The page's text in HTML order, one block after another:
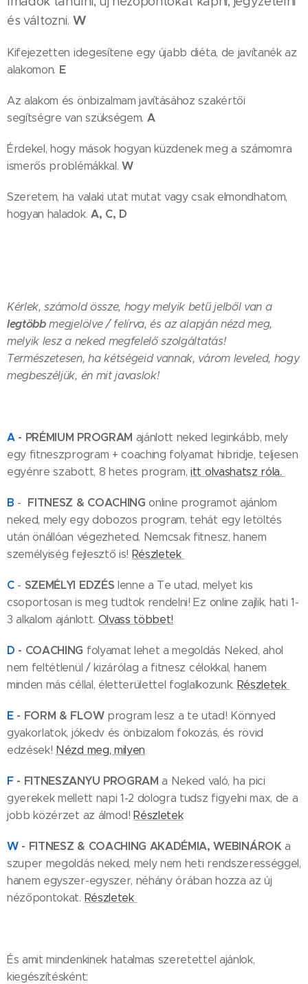
és változni. W
Kifejezetten idegesítene egy újabb diéta, de javítanék az
alakomon. E
Az alakom és önbizalmam javításához szakértői
segítségre van szükségem. A
Érdekel, hogy mások hogyan küzdenek meg a számomra
ismerős problémákkal. W
Szeretem, ha valaki utat mutat vagy csak elmondhatom,
hogyan haladok. A, C, D
Kérlek, számold össze, hogy melyik betű jelből van a
legtöbbmegjelölve / felírva, és az alapján nézd meg,
melyik lesz a neked megfelelő szolgáltatás!
Természetesen, ha kétségeid vannak, várom leveled, hogy
megbeszéljük, én mit javaslok!
A- PRÉMIUM PROGRAM ajánlott neked leginkább, mely
egy fitneszprogram + coaching folyamat hibridje, teljesen
egyénre szabott, 8 hetes program,itt olvashatsz róla.
B - FITNESZ & COACHING online programot ajánlom
neked, mely egy dobozos program, tehát egy letöltés
után önállóan végezheted. Nemcsak fitnesz, hanem
személyiség fejlesztő is! Részletek
C- SZEMÉLYI EDZÉS lenne a Te utad, melyet kis
csoportosan is meg tudtok rendelni! Ez online zajlik, hati 1-
3 alkalom ajánlott. Olvass többet!
D - COACHING folyamat lehet a megoldás Neked, ahol
nem feltétlenül / kizárólag a fitnesz célokkal, hanem
minden más céllal, életterülettel foglalkozunk. Részletek
E - FORM & FLOWprogram lesz a te utad! Könnyed
gyakorlatok, jókedv és önbizalom fokozás, és rövid
edzések! Nézd meg, milyen
F- FITNESZANYU PROGRAM a Neked való, ha pici
gyerekek mellett napi 1-2 dologra tudsz figyelni max, de a
jobb közérzet az álmod!Részletek
W- FITNESZ & COACHING AKADÉMIA, WEBINÁROKa
szuper megoldás neked, mely nem heti rendszerességgel,
hanem egyszer-egyszer, néhány órában hozza az új
nézőpontokat. Részletek
És amit mindenkinek hatalmas szeretettel ajánlok,
kiegészítésként: